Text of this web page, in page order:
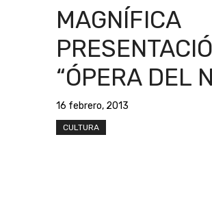
MAGNÍFICA
“ÓPERA DEL
16 febrero, 2013
CULTURA